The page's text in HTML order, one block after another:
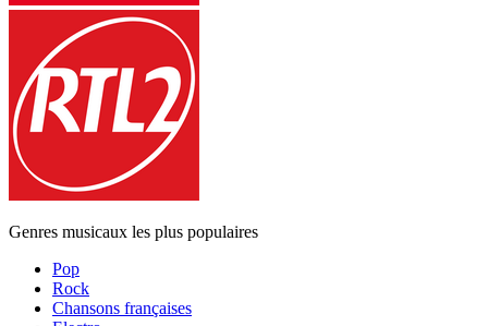
Genres musicaux les plus populaires
Pop
Rock
Chansons françaises